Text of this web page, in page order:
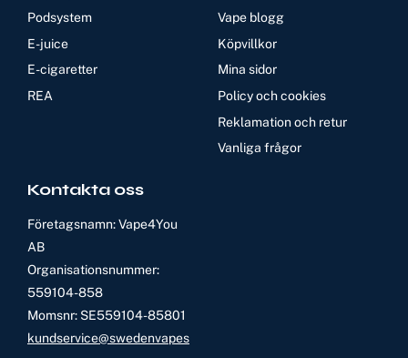
Podsystem
E-juice
E-cigaretter
REA
Vape blogg
Köpvillkor
Mina sidor
Policy och cookies
Reklamation och retur
Vanliga frågor
Kontakta oss
Företagsnamn: Vape4You
AB
Organisationsnummer:
559104-858
Momsnr: SE559104-85801
kundservice@swedenvapes